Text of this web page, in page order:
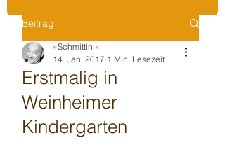
Beitrag
Erstmalig in
Weinheimer
Kindergarten
»Schmittini«
14. Jan. 2017 1 Min. Lesezeit